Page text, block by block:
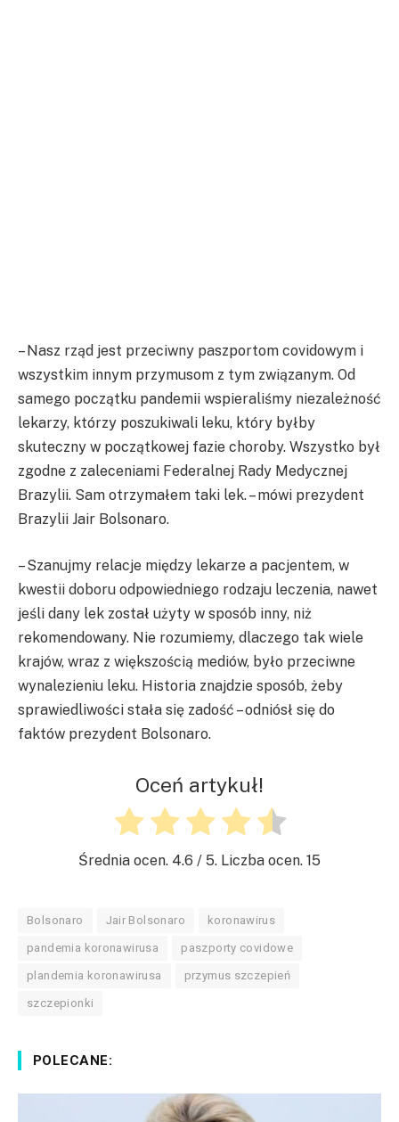
– Nasz rząd jest przeciwny paszportom covidowym i
wszystkim innym przymusom z tym związanym. Od
samego początku pandemii wspieraliśmy niezależność
lekarzy, którzy poszukiwali leku, który byłby
skuteczny w początkowej fazie choroby. Wszystko był
zgodne z zaleceniami Federalnej Rady Medycznej
Brazylii. Sam otrzymałem taki lek. – mówi prezydent
Brazylii Jair Bolsonaro.
– Szanujmy relacje między lekarze a pacjentem, w
kwestii doboru odpowiedniego rodzaju leczenia, nawet
jeśli dany lek został użyty w sposób inny, niż
rekomendowany. Nie rozumiemy, dlaczego tak wiele
krajów, wraz z większością mediów, było przeciwne
wynalezieniu leku. Historia znajdzie sposób, żeby
sprawiedliwości stała się zadość – odniósł się do
faktów prezydent Bolsonaro.
Oceń artykuł!
Średnia ocen. 4.6 / 5. Liczba ocen. 15
Bolsonaro Jair Bolsonaro koronawirus
pandemia koronawirusa paszporty covidowe
plandemia koronawirusa przymus szczepień
szczepionki
POLECANE: